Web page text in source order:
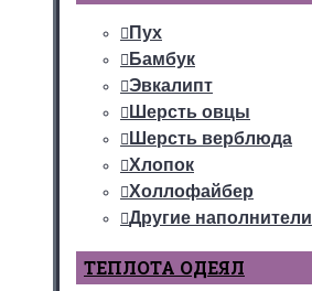
Пух
Бамбук
Эвкалипт
Шерсть овцы
Шерсть верблюда
Хлопок
Холлофайбер
Другие наполнители
ТЕПЛОТА ОДЕЯЛ